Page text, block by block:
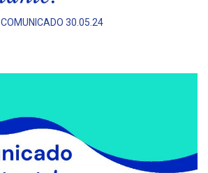
COMUNICADO 30.05.24